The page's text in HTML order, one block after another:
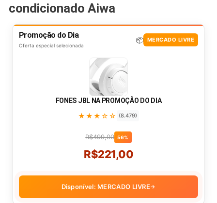
condicionado Aiwa
Promoção do Dia
Oferta especial selecionada
📦 MERCADO LIVRE
FONES JBL NA PROMOÇÃO DO DIA
★★★☆☆ (8.479)
R$499,00 56%
R$221,00
Disponível: MERCADO LIVRE→